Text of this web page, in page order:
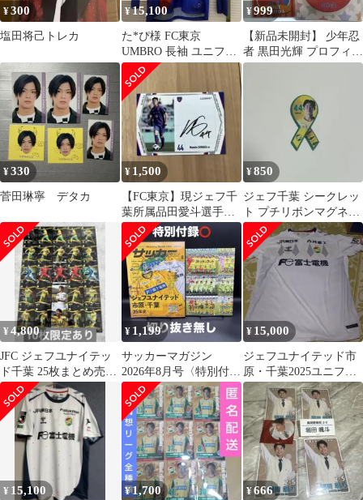
¥300
塩田将己トレカ
¥15,100
た*ぴ様 FC東京
UMBRO 長袖 ユニフォ
ーム サイン入り 2019
年 品
¥999
【新品未開封】 少年忍
者 黒田光輝 プロフィー
ルカード＆缶バッジ
¥330
菅田琳寧 デタカ
¥ 1,500
【FC東京】現ジェフ千
葉所属品田愛斗選手直
筆サイン入りカード
¥850
ジェフ千葉 シークレッ
ト プチリボンマグネッ
ト 品田愛斗
¥4,800
JFC ジェフユナイテッ
ド千葉 25枚まとめ売り
Jリーグファンタジーカ
ード
¥ 1,199
サッカーマガジン
2026年8月号〈特別付録
⭕️、切り抜き無し〉
¥ 15,000
ジェフユナイテッド市
原・千葉2025ユニフォ
ーム 44 品田愛斗(XO2)
¥ 15,100 ¥ 1,700 ¥666